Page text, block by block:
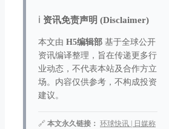
ℹ️ 资讯免责声明 (Disclaimer)
本文由 H5编辑部 基于全球公开
资讯编译整理，旨在传递更多行
业动态，不代表本站及合作方立
场。内容仅供参考，不构成投资
建议。
🔗 本文永久链接： 环球快讯 | 日媒称